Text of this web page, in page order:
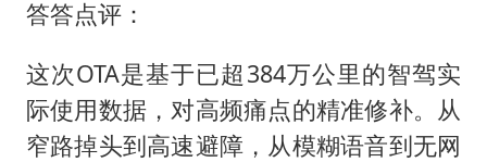
答答点评：
这次OTA是基于已超384万公里的智驾实
际使用数据，对高频痛点的精准修补。从
窄路掉头到高速避障，从模糊语音到无网